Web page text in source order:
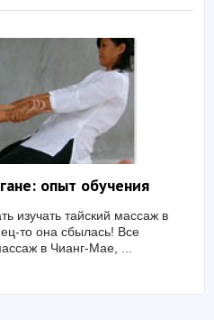
опыт обучения
изучать тайский массаж в
то она сбылась! Все
в Чианг-Маe, ...